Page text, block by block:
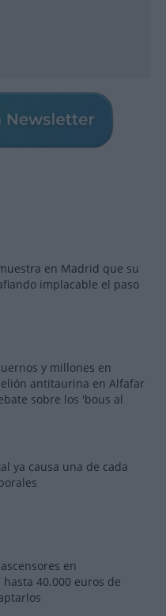
en Madrid que su
implacable el paso
y millones en
antitaurina en Alfafar
sobre los 'bous al
ya causa una de cada
en
40.000 euros de